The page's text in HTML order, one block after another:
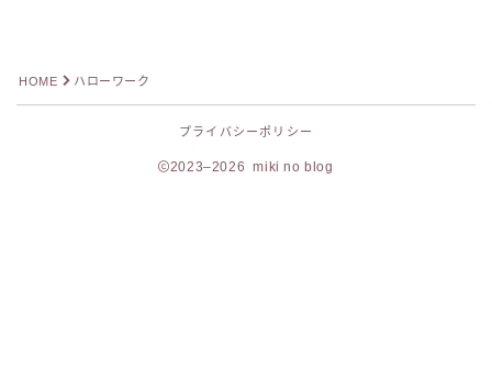
HOME ハローワーク
プライバシーポリシー
2023–2026 miki no blog